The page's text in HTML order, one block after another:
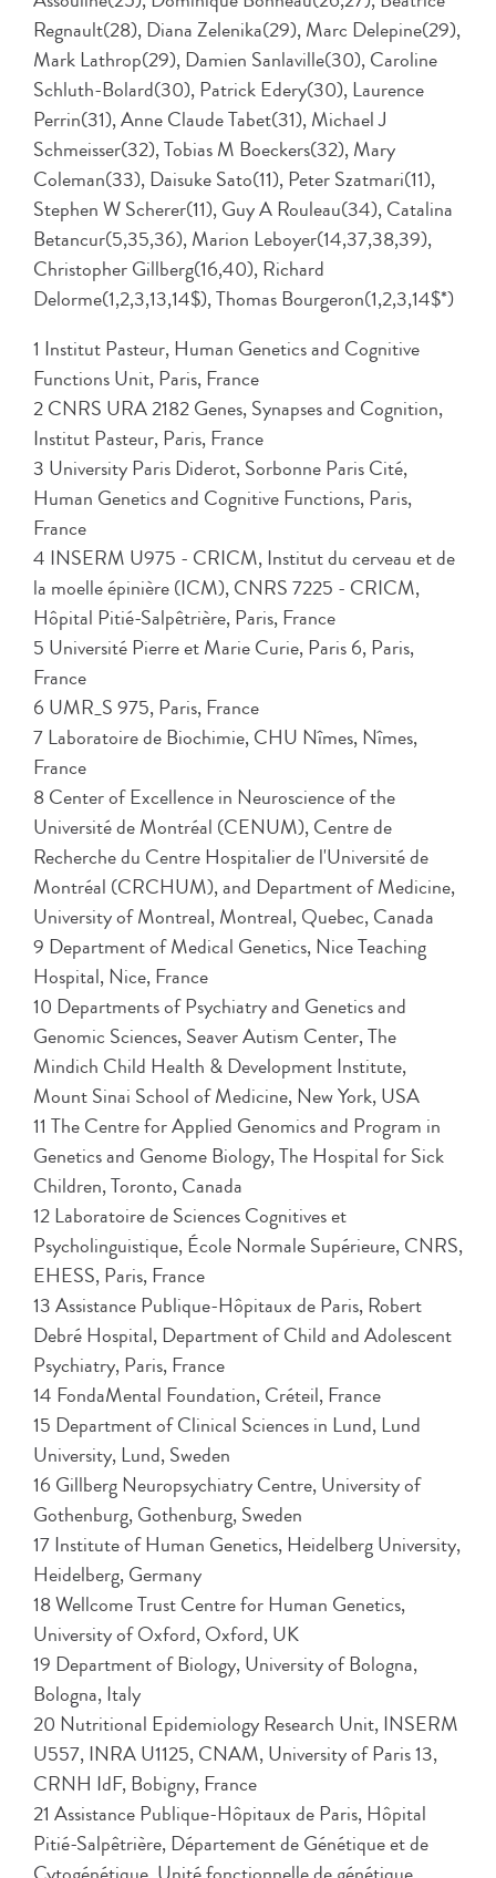
Regnault(28), Diana Zelenika(29), Marc Delepine(29),
Mark Lathrop(29), Damien Sanlaville(30), Caroline
Schluth-Bolard(30), Patrick Edery(30), Laurence
Perrin(31), Anne Claude Tabet(31), Michael J
Schmeisser(32), Tobias M Boeckers(32), Mary
Coleman(33), Daisuke Sato(11), Peter Szatmari(11),
Stephen W Scherer(11), Guy A Rouleau(34), Catalina
Betancur(5,35,36), Marion Leboyer(14,37,38,39),
Christopher Gillberg(16,40), Richard
Delorme(1,2,3,13,14$), Thomas Bourgeron(1,2,3,14$*)
1 Institut Pasteur, Human Genetics and Cognitive
Functions Unit, Paris, France
2 CNRS URA 2182 Genes, Synapses and Cognition,
Institut Pasteur, Paris, France
3 University Paris Diderot, Sorbonne Paris Cité,
Human Genetics and Cognitive Functions, Paris,
France
4 INSERM U975 - CRICM, Institut du cerveau et de
la moelle épinière (ICM), CNRS 7225 - CRICM,
Hôpital Pitié-Salpêtrière, Paris, France
5 Université Pierre et Marie Curie, Paris 6, Paris,
France
6 UMR_S 975, Paris, France
7 Laboratoire de Biochimie, CHU Nîmes, Nîmes,
France
8 Center of Excellence in Neuroscience of the
Université de Montréal (CENUM), Centre de
Recherche du Centre Hospitalier de l'Université de
Montréal (CRCHUM), and Department of Medicine,
University of Montreal, Montreal, Quebec, Canada
9 Department of Medical Genetics, Nice Teaching
Hospital, Nice, France
10 Departments of Psychiatry and Genetics and
Genomic Sciences, Seaver Autism Center, The
Mindich Child Health & Development Institute,
Mount Sinai School of Medicine, New York, USA
11 The Centre for Applied Genomics and Program in
Genetics and Genome Biology, The Hospital for Sick
Children, Toronto, Canada
12 Laboratoire de Sciences Cognitives et
Psycholinguistique, École Normale Supérieure, CNRS,
EHESS, Paris, France
13 Assistance Publique-Hôpitaux de Paris, Robert
Debré Hospital, Department of Child and Adolescent
Psychiatry, Paris, France
14 FondaMental Foundation, Créteil, France
15 Department of Clinical Sciences in Lund, Lund
University, Lund, Sweden
16 Gillberg Neuropsychiatry Centre, University of
Gothenburg, Gothenburg, Sweden
17 Institute of Human Genetics, Heidelberg University,
Heidelberg, Germany
18 Wellcome Trust Centre for Human Genetics,
University of Oxford, Oxford, UK
19 Department of Biology, University of Bologna,
Bologna, Italy
20 Nutritional Epidemiology Research Unit, INSERM
U557, INRA U1125, CNAM, University of Paris 13,
CRNH IdF, Bobigny, France
21 Assistance Publique-Hôpitaux de Paris, Hôpital
Pitié-Salpêtrière, Département de Génétique et de